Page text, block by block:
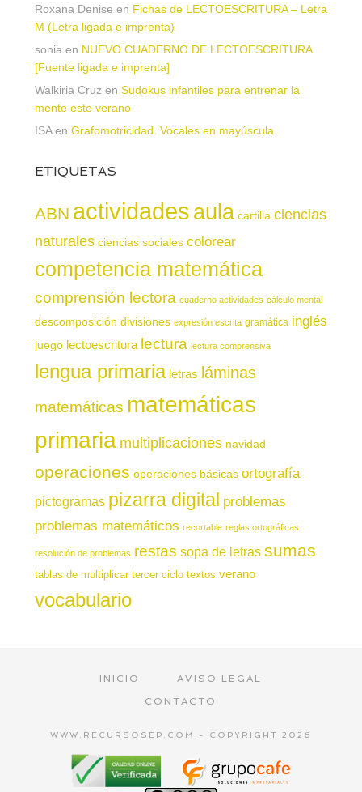
Roxana Denise en Fichas de LECTOESCRITURA – Letra
M (Letra ligada e imprenta)
sonia en NUEVO CUADERNO DE LECTOESCRITURA
[Fuente ligada e imprenta]
Walkiria Cruz en Sudokus infantiles para entrenar la
mente este verano
ISAen Grafomotricidad. Vocales en mayúscula
ETIQUETAS
ABN actividadesaula cartilla ciencias
naturales ciencias sociales colorear
competencia matemática
comprensión lectora cuaderno actividades cálculo mental
descomposición divisiones expresión escrita gramática inglés
juego lectoescritura lectura lectura comprensiva
lengua primaria letras láminas
matemáticas matemáticas
primaria multiplicaciones navidad
operaciones operaciones básicas ortografía
pictogramas pizarra digital problemas
problemas matemáticos recortable reglas ortográficas
resolución de problemas restas sopa de letras sumas
tablas de multiplicar tercer ciclo textos verano
vocabulario
INICIO
AVISO LEGAL
CONTACTO
WWW.RECURSOSEP.COM - COPYRIGHT 2026